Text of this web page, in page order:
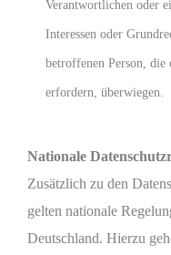
Verantwortlichen oder
Interessen oder
betroffenen Person, die
erfordern, überwiegen.
Nationale
Zusätzlich zu den
gelten nationale
Deutschland. Hierzu